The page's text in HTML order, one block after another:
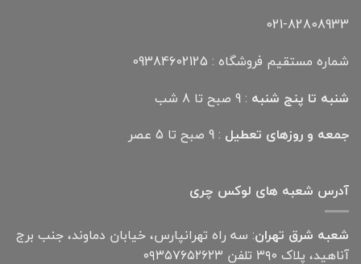
021-82808933
شماره مستقیم فروشگاه : 09384602125
شنبه تا پنج شنبه : 9 صبح تا 8 شب
جمعه و روزهای تعطیل : 9 صبح تا 5 عصر
آدرس شعبه های لوکس چری
شعبه شرق تهران: سه راه تهرانپارس، خیابان دماوند، جنب برج
آناهید، پلاک ۳۹۰ تلفن ۰۹۳۵۷۶۵۲۶۲۳